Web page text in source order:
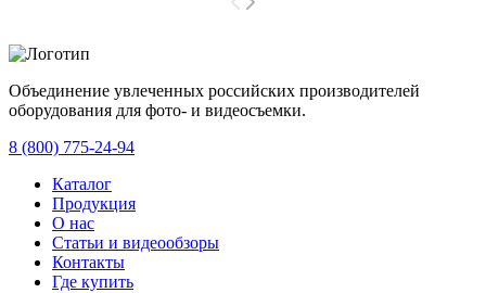
Объединение увлеченных российских производителей
оборудования для фото- и видеосъемки.
8 (800) 775-24-94
Каталог
Продукция
О нас
Статьи и видеообзоры
Контакты
Где купить